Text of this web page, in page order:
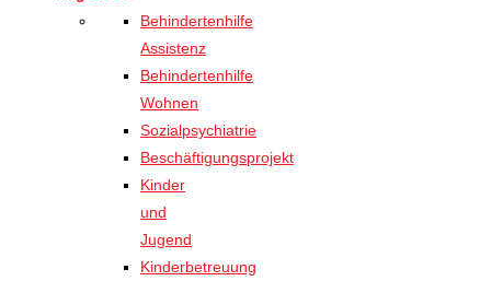
Behindertenhilfe
Assistenz
Behindertenhilfe
Wohnen
Sozialpsychiatrie
Beschäftigungsprojekt
Kinder
und
Jugend
Kinderbetreuung